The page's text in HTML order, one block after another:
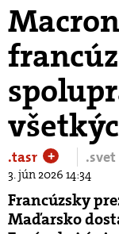
.tasr + .svet
3. jún 2026 14:34
Francúzsky
Maďarsko